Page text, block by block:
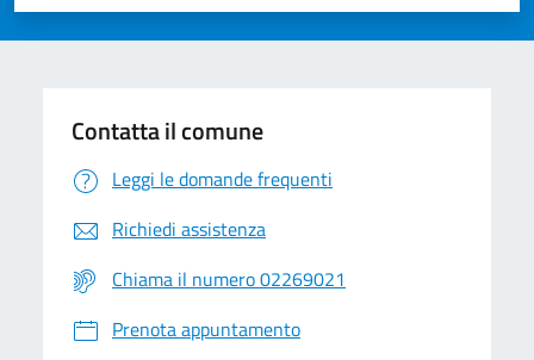
Valuta 5 stelle su 5
Valuta 4 stelle su 5
Valuta 3 stelle su 5
Valuta 2 stelle su 5
Valuta 1 stelle su 5
Contatta il comune
Leggi le domande frequenti
Richiedi assistenza
Chiama il numero 02269021
Prenota appuntamento